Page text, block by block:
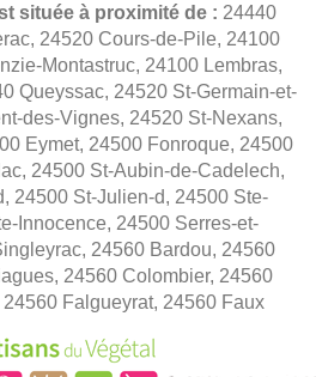
située à proximité de : 24440
24520 Cours-de-Pile, 24100
Montastruc, 24100 Lembras,
Queyssac, 24520 St-Germain-et-
des-Vignes, 24520 St-Nexans,
Eymet, 24500 Fonroque, 24500
24500 St-Aubin-de-Cadelech,
24500 St-Julien-d, 24500 Ste-
Innocence, 24500 Serres-et-
24560 Bardou, 24560
24560 Colombier, 24560
Falgueyrat, 24560 Faux